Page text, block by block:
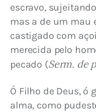
escravo,
mas a de um mau
castigado com
merecida pelo
pecado (Serm. de
Ó Filho de Deus, ó
alma, como